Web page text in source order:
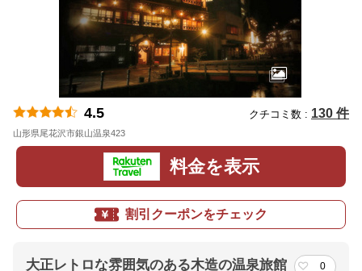
4.5 クチコミ数 : 130 件
山形県尾花沢市銀山温泉423
料金を表示
割引クーポンをチェック
大正レトロな雰囲気のある木造の温泉旅館 0